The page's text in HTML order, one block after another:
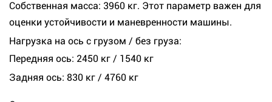
Собственная масса: 3960 кг. Этот параметр важен для
оценки устойчивости и маневренности машины.
Нагрузка на ось с грузом / без груза:
Передняя ось: 2450 кг / 1540 кг
Задняя ось: 830 кг / 4760 кг